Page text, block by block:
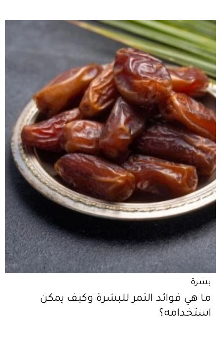
بشرة
ما هي فوائد التمر للبشرة وكيف يمكن
استخدامه؟